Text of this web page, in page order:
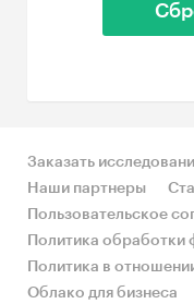
Заказать
Наши партнеры
Пользовательское
Политика
Политика в
Облако для бизнеса